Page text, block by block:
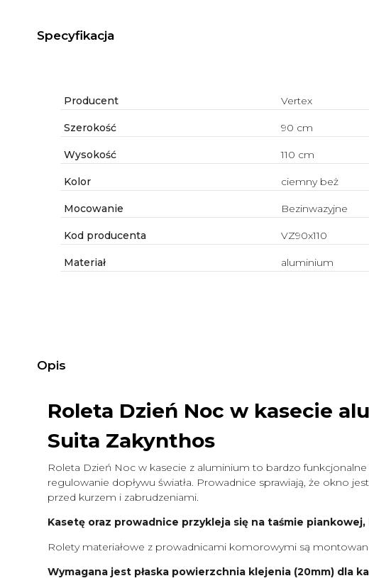
Specyfikacja
Producent Vertex
Szerokość 90 cm
Wysokość 110 cm
Kolor ciemny beż
Mocowanie Bezinwazyjne
Kod producenta VZ90x110
Materiał aluminium
Opis
Roleta Dzień Noc w kasecie
Suita Zakynthos
Roleta Dzień Noc w kasecie z aluminium to bardzo
regulowanie dopływu światła. Prowadnice sprawiają, że okno
przed kurzem i zabrudzeniami.
Kasetę oraz prowadnice przykleja się na taśmie
Rolety materiałowe z prowadnicami komorowymi są
Wymagana jest płaska powierzchnia klejenia (20mm) dla